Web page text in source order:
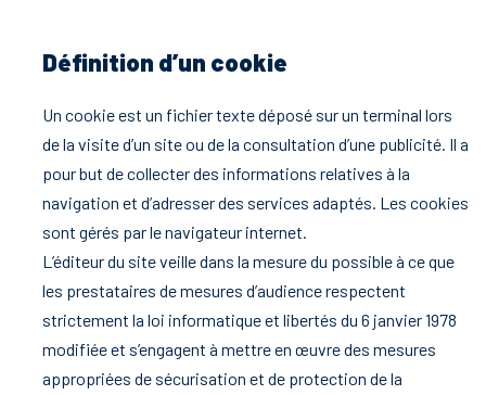
Définition d’un cookie
Un cookie est un fichier texte déposé sur un terminal lors
de la visite d’un site ou de la consultation d’une publicité. Il a
pour but de collecter des informations relatives à la
navigation et d’adresser des services adaptés. Les cookies
sont gérés par le navigateur internet.
L’éditeur du site veille dans la mesure du possible à ce que
les prestataires de mesures d’audience respectent
strictement la loi informatique et libertés du 6 janvier 1978
modifiée et s’engagent à mettre en œuvre des mesures
appropriées de sécurisation et de protection de la